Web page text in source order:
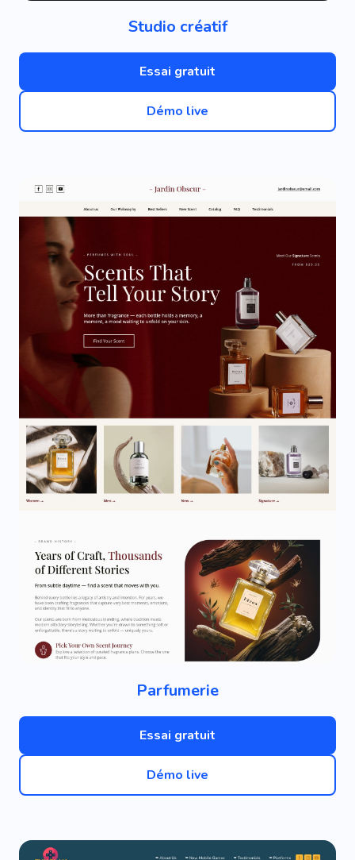
Studio créatif
Essai gratuit
Démo live
Parfumerie
Essai gratuit
Démo live